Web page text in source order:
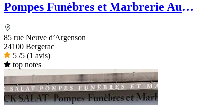
Pompes Funèbres et Marbrerie Au
85 rue Neuve d’Argenson
24100 Bergerac
5 /5 (1 avis)
top notes